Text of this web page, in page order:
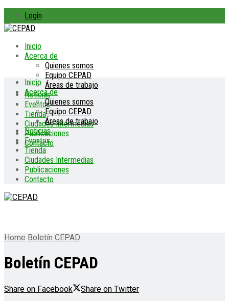
Login
Inicio
Acerca de
Quienes somos
Equipo CEPAD
Áreas de trabajo
Noticias
Eventos
Tienda
Ciudades Intermedias
Publicaciones
Contacto
Inicio
Acerca de
Quienes somos
Equipo CEPAD
Áreas de trabajo
Noticias
Eventos
Tienda
Ciudades Intermedias
Publicaciones
Contacto
Home Boletín CEPAD
Boletín CEPAD
Share on Facebook Share on Twitter